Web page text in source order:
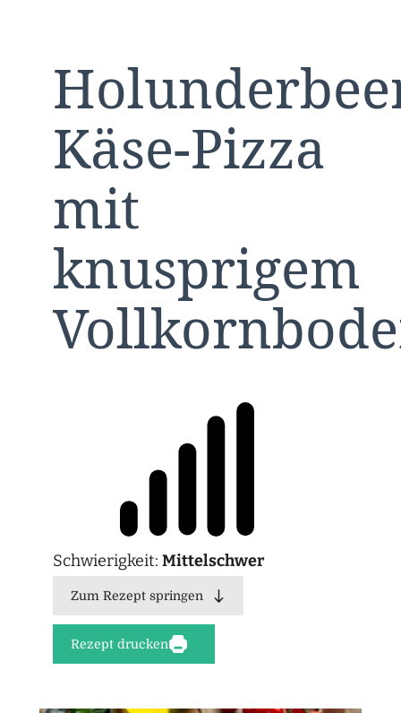
Käse-Pizza
mit
knusprigem
Schwierigkeit: Mittelschwer
Zum Rezept springen
Rezept drucken